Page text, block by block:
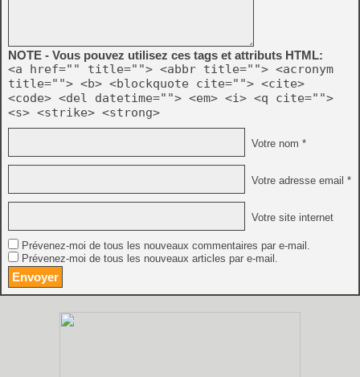
NOTE - Vous pouvez utilisez ces tags et attributs HTML:
<a href="" title=""> <abbr title=""> <acronym
title=""> <b> <blockquote cite=""> <cite>
<code> <del datetime=""> <em> <i> <q cite="">
<s> <strike> <strong>
Votre nom *
Votre adresse email *
Votre site internet
Prévenez-moi de tous les nouveaux commentaires par e-mail.
Prévenez-moi de tous les nouveaux articles par e-mail.